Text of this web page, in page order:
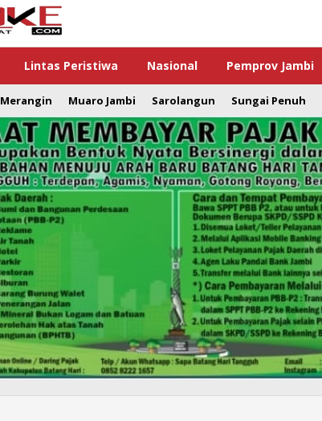
Lintas Peristiwa Nasional Pemprov Jambi
Merangin Muaro Jambi Sarolangun Sungai Penuh